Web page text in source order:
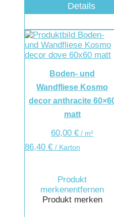
Details
Boden- und
Wandfliese Kosmo
decor anthracite
matt
60,00€ / m²
86,40 € / Karton
Produkt
merkenentfernen
Produkt merken